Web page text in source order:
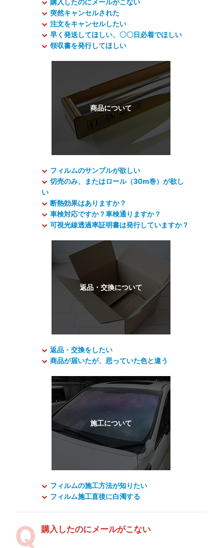
購入したのにメールがこない
突然キャンセルされた
注文をキャンセルしたい
早く発送してほしい、〇〇日必着でほしい
領収書を発行してほしい
フィルムのサンプルが欲しい
切売のみ、またはロール（30m巻）が欲し
い
断熱効果はありますか？
車検対応ですか？車検通りますか？
可視光線透過率証明書は発行していますか？
返品・交換をしたい
商品が届いたが、思っていた色と違う
フィルムの施工方法が知りたい
フィルム施工直後に白濁する
購入したのにメールがこない